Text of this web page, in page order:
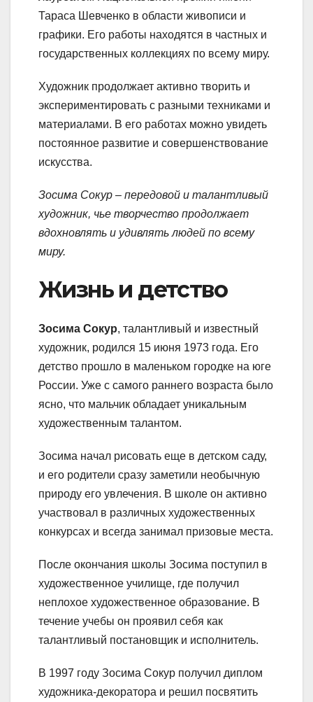
Тараса Шевченко в области живописи и
графики. Его работы находятся в частных и
государственных коллекциях по всему миру.
Художник продолжает активно творить и
экспериментировать с разными техниками и
материалами. В его работах можно увидеть
постоянное развитие и совершенствование
искусства.
Зосима Сокур – передовой и талантливый
художник, чье творчество продолжает
вдохновлять и удивлять людей по всему
миру.
Жизнь и детство
Зосима Сокур, талантливый и известный
художник, родился 15 июня 1973 года. Его
детство прошло в маленьком городке на юге
России. Уже с самого раннего возраста было
ясно, что мальчик обладает уникальным
художественным талантом.
Зосима начал рисовать еще в детском саду,
и его родители сразу заметили необычную
природу его увлечения. В школе он активно
участвовал в различных художественных
конкурсах и всегда занимал призовые места.
После окончания школы Зосима поступил в
художественное училище, где получил
неплохое художественное образование. В
течение учебы он проявил себя как
талантливый постановщик и исполнитель.
В 1997 году Зосима Сокур получил диплом
художника-декоратора и решил посвятить